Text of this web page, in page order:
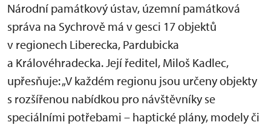
Národní památkový ústav, územní památková
správa na Sychrově má v gesci 17 objektů
v regionech Liberecka, Pardubicka
a Královéhradecka. Její ředitel, Miloš Kadlec,
upřesňuje: „V každém regionu jsou určeny objekty
s rozšířenou nabídkou pro návštěvníky se
speciálními potřebami – haptické plány, modely či